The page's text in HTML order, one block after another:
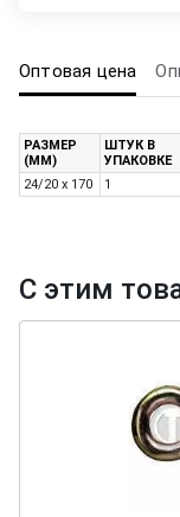
Оптовая цена
РАЗМЕР
(ММ)
ШТУК В
УПАКОВКЕ
24/20 x 170
1
С этим